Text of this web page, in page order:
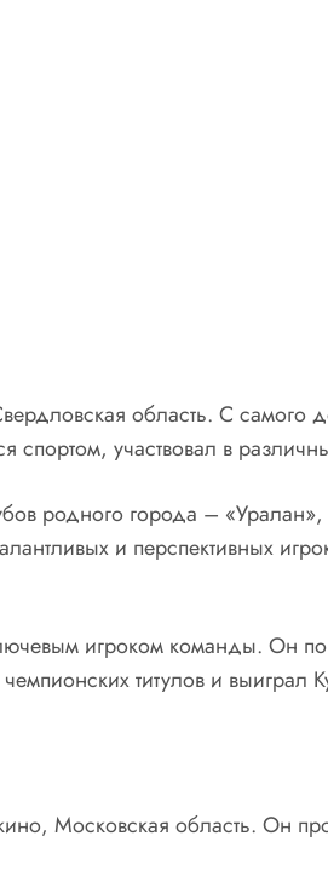
область. С самого
участвовал в
родного города –
и перспективных
игроком команды. Он
титулов и выиграл
Московская область. Он